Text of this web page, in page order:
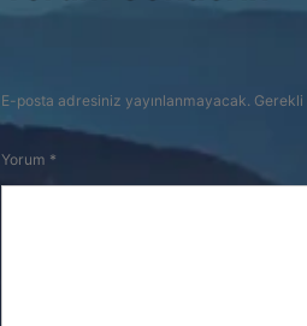
E-posta adresiniz yayınlanmayacak. Gerekli
Yorum *